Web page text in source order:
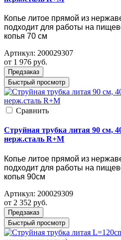
Копье литое прямой из
подходит для работы на
копья 70 см
Артикул: 200029307
от 1 976 руб.
Предзаказ
Быстрый просмотр
Cравнить
Струйная трубка литая 90 см,
нерж.сталь R+M
Копье литое прямой из
подходит для работы на
копья 90см
Артикул: 200029309
от 2 352 руб.
Предзаказ
Быстрый просмотр